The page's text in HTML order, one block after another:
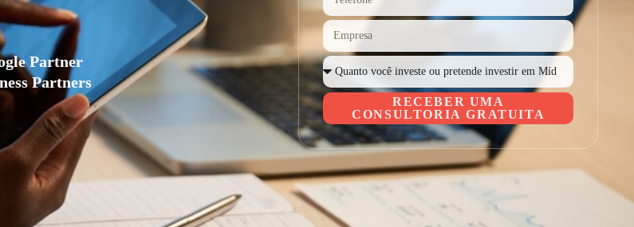
Partner
Partners
RECEBER UMA
CONSULTORIA GRATUITA